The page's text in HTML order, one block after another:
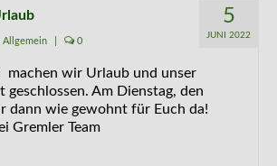
5
JUNI 2022
Allgemein 0
machen wir Urlaub und unser
geschlossen. Am Dienstag, den
dann wie gewohnt für Euch da!
Gremler Team